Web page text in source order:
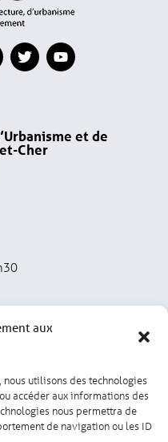
aux
utilisons des technologies
accéder aux informations des
nous permettra de
de navigation ou les ID
et de
Cher
confidentialité